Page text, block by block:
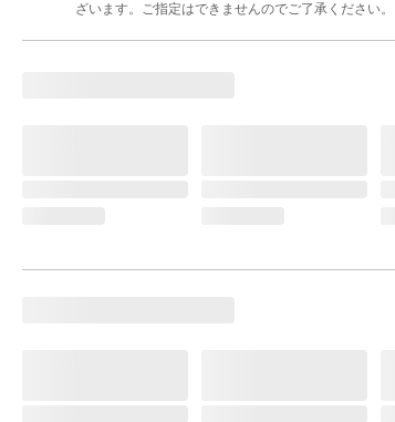
ざいます。ご指定はできませんのでご了承ください。